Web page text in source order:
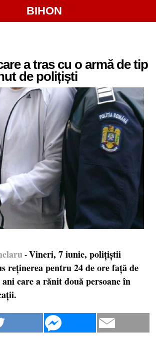
BIHON
a tras cu o armă de tip
de polițiști
- Vineri, 7 iunie, polițiștii
reținerea pentru 24 de ore față de
care a rănit două persoane în